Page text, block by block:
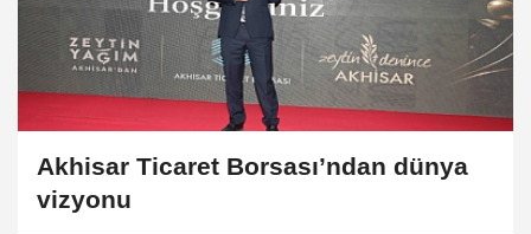
Akhisar Ticaret Borsası’ndan dünya
vizyonu